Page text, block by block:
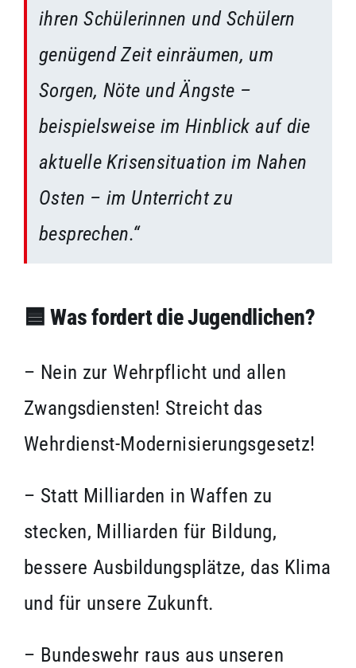
ihren Schülerinnen und Schülern
genügend Zeit einräumen, um
Sorgen, Nöte und Ängste –
beispielsweise im Hinblick auf die
aktuelle Krisensituation im Nahen
Osten – im Unterricht zu
besprechen.“
🟦 Was fordert die Jugendlichen?
– Nein zur Wehrpflicht und allen
Zwangsdiensten! Streicht das
Wehrdienst-Modernisierungsgesetz!
– Statt Milliarden in Waffen zu
stecken, Milliarden für Bildung,
bessere Ausbildungsplätze, das Klima
und für unsere Zukunft.
– Bundeswehr raus aus unseren